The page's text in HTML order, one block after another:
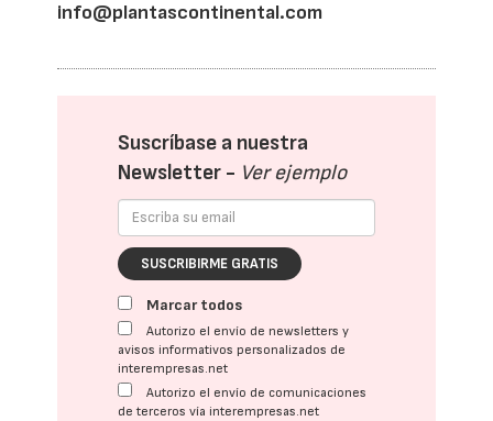
info@plantascontinental.com
Suscríbase a nuestra
Newsletter - Ver ejemplo
SUSCRIBIRME GRATIS
Marcar todos
Autorizo el envío de newsletters y
avisos informativos personalizados de
interempresas.net
Autorizo el envío de comunicaciones
de terceros vía interempresas.net